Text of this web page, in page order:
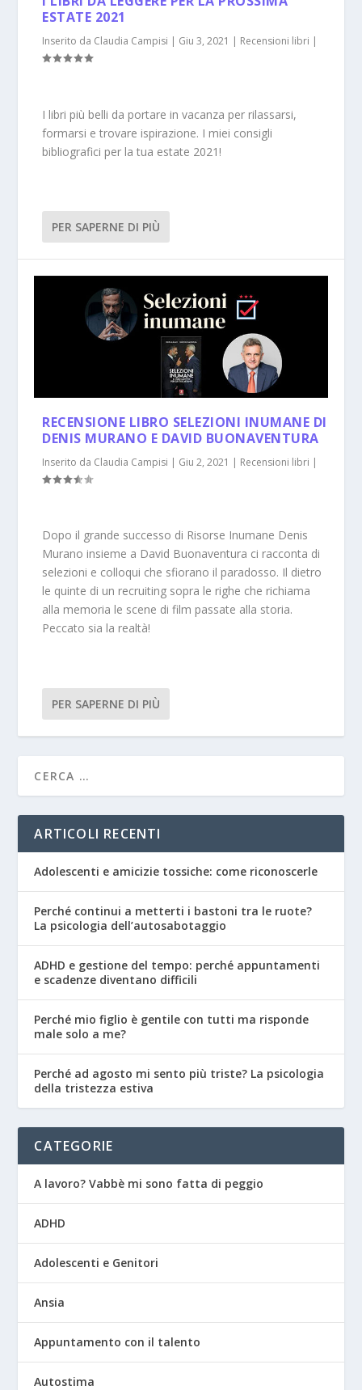
ESTATE 2021
Inserito da Claudia Campisi Giu 3, 2021 Recensioni libri
I libri più belli da portare in vacanza per rilassarsi,
formarsi e trovare ispirazione. I miei consigli
bibliografici per la tua estate 2021!
PER SAPERNE DI PIÙ
RECENSIONE LIBRO SELEZIONI INUMANE DI
DENIS MURANO E DAVID BUONAVENTURA
Inserito da Claudia Campisi | Giu 2, 2021 | Recensioni libri |
Dopo il grande successo di Risorse Inumane Denis
Murano insieme a David Buonaventura ci racconta di
selezioni e colloqui che sfiorano il paradosso. Il dietro
le quinte di un recruiting sopra le righe che richiama
alla memoria le scene di film passate alla storia.
Peccato sia la realtà!
PER SAPERNE DI PIÙ
ARTICOLI RECENTI
Adolescenti e amicizie tossiche: come riconoscerle
Perché continui a metterti i bastoni tra le ruote?
La psicologia dell’autosabotaggio
ADHD e gestione del tempo: perché appuntamenti
e scadenze diventano difficili
Perché mio figlio è gentile con tutti ma risponde
male solo a me?
Perché ad agosto mi sento più triste? La psicologia
della tristezza estiva
CATEGORIE
A lavoro? Vabbè mi sono fatta di peggio
ADHD
Adolescenti e Genitori
Ansia
Appuntamento con il talento
Autostima